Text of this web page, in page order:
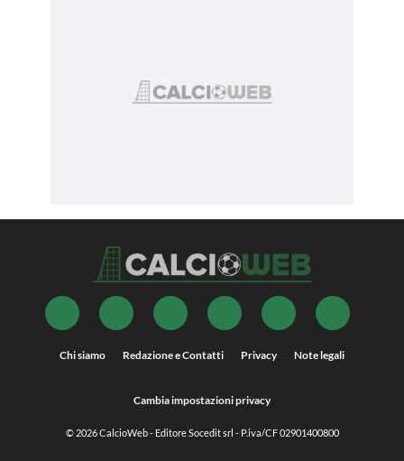
Chi siamo Redazione e Contatti Privacy Note legali
Cambia impostazioni privacy
© 2026CalcioWeb- Editore Socedit srl - P.iva/CF 02901400800